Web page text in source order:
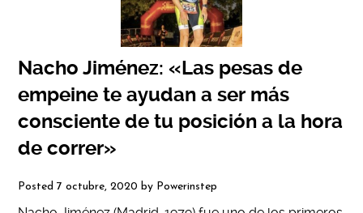
Nacho Jiménez: «Las pesas de
empeine te ayudan a ser más
consciente de tu posición a la hora
de correr»
Posted7 octubre, 2020 by Powerinstep